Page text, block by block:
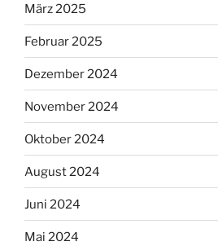
März 2025
Februar 2025
Dezember 2024
November 2024
Oktober 2024
August 2024
Juni 2024
Mai 2024